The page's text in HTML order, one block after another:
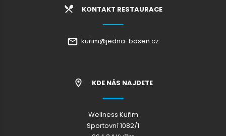
KONTAKT RESTAURACE
kurim@jedna-basen.cz
KDE NÁS NAJDETE
Wellness Kuřim
Sportovní 1082/1